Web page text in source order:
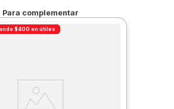
Para complementar
$400 en útiles